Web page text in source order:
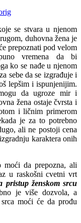
se stvara u njenom
duhovna žena je
prepoznati pod velom
vremena da bi
ko se nađe u njenom
sebe da se izgrađuje i
lepšim i ispunjenijim.
da ugroze mir i
žena ostaje čvrsta i
i ličnim primerom
je za to potrebno
ali ne postoji cena
karaktera onih
moći da prepozna, ali
u raskošni cvetni vrt
pristup ženskom srcu
je više dozvola, a
moći će da prođu